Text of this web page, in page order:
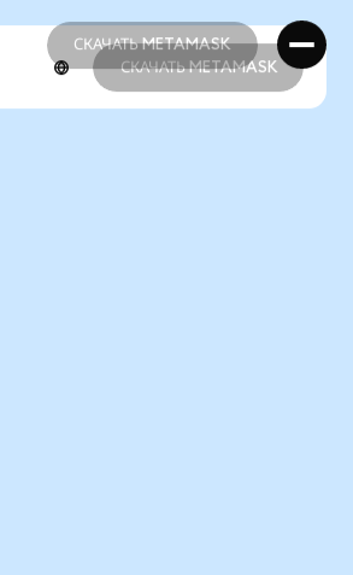
СКАЧАТЬ METAMASK
СКАЧАТЬ METAMASK
СКАЧАТЬ METAMASK